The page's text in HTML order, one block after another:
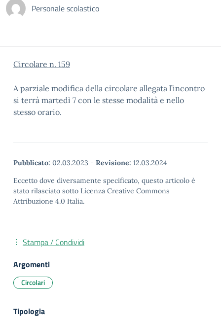
Personale scolastico
Circolare n. 159
A parziale modifica della circolare allegata l’incontro
si terrà martedì 7 con le stesse modalità e nello
stesso orario.
Pubblicato: 02.03.2023 - Revisione: 12.03.2024
Eccetto dove diversamente specificato, questo articolo è
stato rilasciato sotto Licenza Creative Commons
Attribuzione 4.0 Italia.
Stampa / Condividi
Argomenti
Circolari
Tipologia